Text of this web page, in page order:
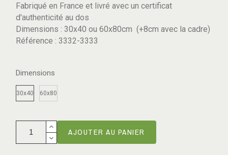
Fabriqué en France et livré avec un certificat
d'authenticité au dos
Dimensions : 30x40 ou 60x80cm (+8cm avec la cadre)
Référence : 3332-3333
Dimensions
30x40 60x80
AJOUTER AU PANIER